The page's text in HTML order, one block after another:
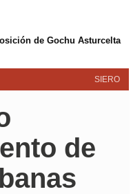
de Gochu Asturcelta
SIERO
de